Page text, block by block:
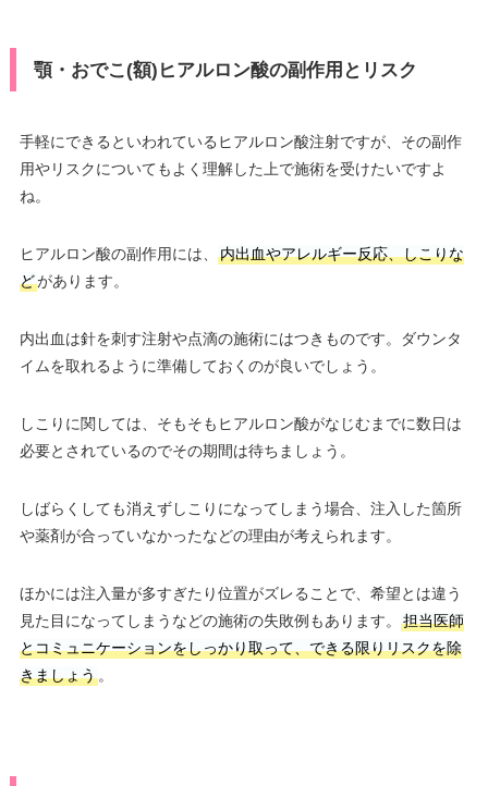
顎・おでこ(額)ヒアルロン酸の副作用とリスク
手軽にできるといわれているヒアルロン酸注射ですが、その副作
用やリスクについてもよく理解した上で施術を受けたいですよ
ね。
ヒアルロン酸の副作用には、
内出血やアレルギー反応、しこりな
どがあります。
内出血は針を刺す注射や点滴の施術にはつきものです。ダウンタ
イムを取れるように準備しておくのが良いでしょう。
しこりに関しては、そもそもヒアルロン酸がなじむまでに数日は
必要とされているのでその期間は待ちましょう。
しばらくしても消えずしこりになってしまう場合、注入した箇所
や薬剤が合っていなかったなどの理由が考えられます。
ほかには注入量が多すぎたり位置がズレることで、希望とは違う
見た目になってしまうなどの施術の失敗例もあります。
担当医師
とコミュニケーションをしっかり取って、できる限りリスクを除
きましょう。